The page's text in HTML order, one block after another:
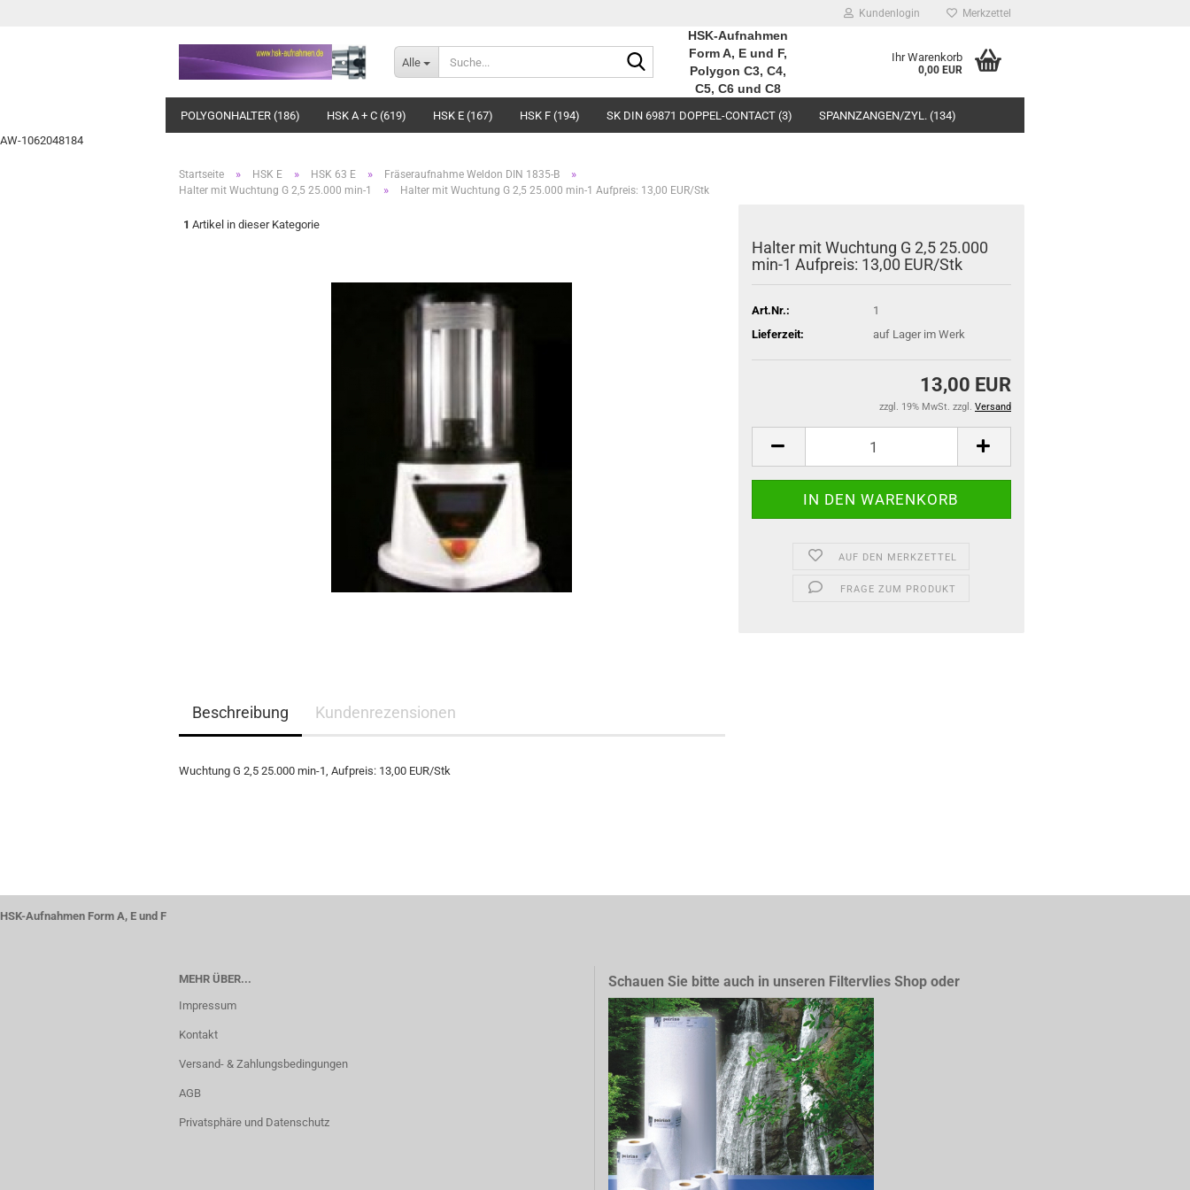
AW-1062048184
Kundenlogin Merkzettel
Alle
Suche...
HSK-Aufnahmen
Form A, E und F,
Polygon C3, C4,
C5, C6 und C8
Ihr Warenkorb
0,00 EUR
POLYGONHALTER (186) HSK A + C (619) HSK E (167) HSK F (194) SK DIN 69871 DOPPEL-CONTACT (3) SPANNZANGEN/ZYL. (134)
Startseite » HSK E » HSK 63 E » Fräseraufnahme Weldon DIN 1835-B »
Halter mit Wuchtung G 2,5 25.000 min-1 » Halter mit Wuchtung G 2,5 25.000 min-1 Aufpreis: 13,00 EUR/Stk
1 Artikel in dieser Kategorie
Halter mit Wuchtung G 2,5 25.000
min-1 Aufpreis: 13,00 EUR/Stk
Art.Nr.:
1
Lieferzeit:
auf Lager im Werk
13,00 EUR
zzgl. 19% MwSt. zzgl. Versand
AUF DEN MERKZETTEL
FRAGE ZUM PRODUKT
Beschreibung Kundenrezensionen
Wuchtung G 2,5 25.000 min-1, Aufpreis: 13,00 EUR/Stk
HSK-Aufnahmen Form A, E und F
MEHR ÜBER...
Impressum
Kontakt
Versand- & Zahlungsbedingungen
AGB
Privatsphäre und Datenschutz
Schauen Sie bitte auch in unseren Filtervlies Shop oder